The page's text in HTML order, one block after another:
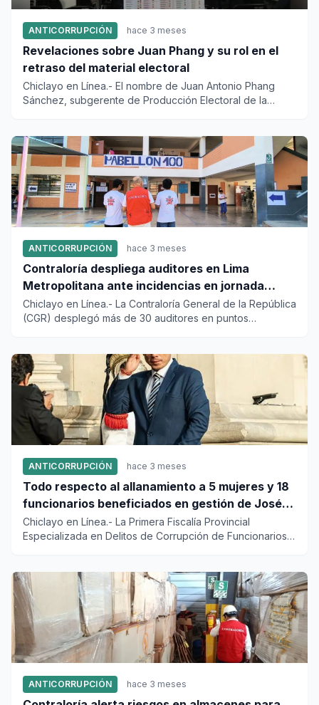
ANTICORRUPCIÓN hace 3 meses
Revelaciones sobre Juan Phang y su rol en el
retraso del material electoral
Chiclayo en Línea.- El nombre de Juan Antonio Phang
Sánchez, subgerente de Producción Electoral de la
ANTICORRUPCIÓN hace 3 meses
Contraloría despliega auditores en Lima
Metropolitana ante incidencias en jornada
electoral
Chiclayo en Línea.- La Contraloría General de la República
(CGR) desplegó más de 30 auditores en puntos
ANTICORRUPCIÓN hace 3 meses
Todo respecto al allanamiento a 5 mujeres y 18
funcionarios beneficiados en gestión de José
Jerí
Chiclayo en Línea.- La Primera Fiscalía Provincial
Especializada en Delitos de Corrupción de Funcionarios
ANTICORRUPCIÓN hace 3 meses